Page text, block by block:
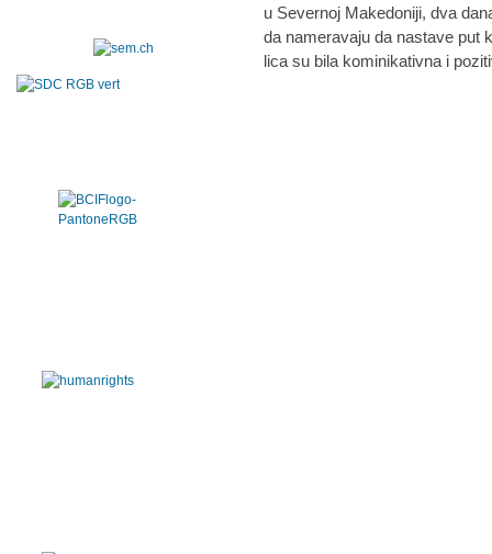
u Severnoj Makedoniji, dva
da nameravaju da nastave put
lica su bila kominikativna i